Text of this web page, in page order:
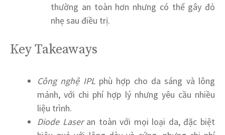
thường an toàn hơn nhưng có thể gây đỏ
nhẹ sau điều trị.
Key Takeaways
Công nghệ IPLphù hợp cho da sáng và lông
mảnh, với chi phí hợp lý nhưng yêu cầu nhiều
liệu trình.
Diode Laseran toàn với mọi loại da, đặc biệt